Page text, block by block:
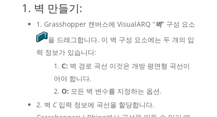
1. 벽 만들기:
1. Grasshopper 캔버스에 VisualARQ “벽” 구성 요소
을 드래그합니다. 이 벽 구성 요소에는 두 개의 입
력 정보가 있습니다:
C: 벽 경로 곡선 이것은 개방 평면형 곡선이
어야 합니다.
O: 모든 벽 변수를 지정하는 옵션.
2. 벽 C입력 정보에 곡선을 할당합니다.